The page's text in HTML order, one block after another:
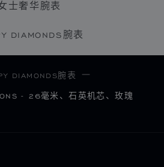
士奢华腕表
DIAMONDS腕表
DIAMONDS腕表
- 26毫米、石英机芯、玫瑰
家/地区）